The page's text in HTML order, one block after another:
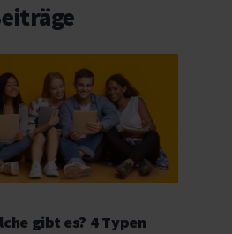
gibt es? 4 Typen